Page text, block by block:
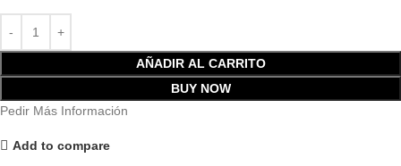
AÑADIR AL CARRITO
BUY NOW
Pedir Más Información
Add to compare